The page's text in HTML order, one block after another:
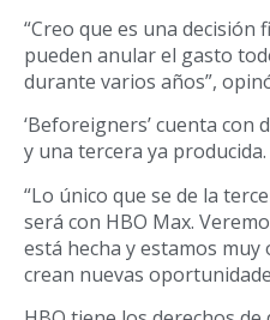
“Creo que es una decisión
pueden anular el gasto
durante varios años”,
‘Beforeigners’ cuenta con
y una tercera ya producida.
“Lo único que se de la
será con HBO Max.
está hecha y estamos
crean nuevas